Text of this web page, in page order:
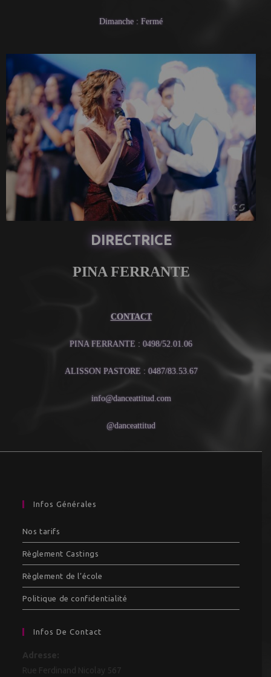
Dimanche : Fermé
DIRECTRICE
PINA FERRANTE
CONTACT
PINA FERRANTE : 0498/52.01.06
ALISSON PASTORE : 0487/83.53.67
info@danceattitud.com
@danceattitud
Infos Générales
Nos tarifs
Règlement Castings
Règlement de l’école
Politique de confidentialité
Infos De Contact
Adresse:
Rue Ferdinand Nicolay 567